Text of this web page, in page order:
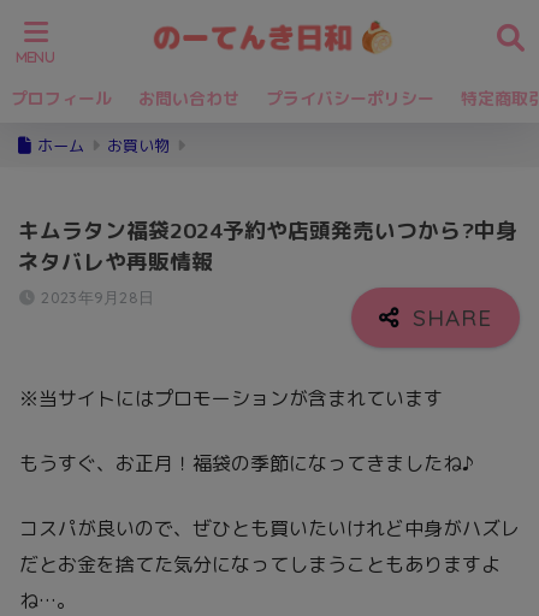
プロフィール お問い合わせ プライバシーポリシー 特定商取
ホーム お買い物
キムラタン福袋2024予約や店頭発売いつから?中身
ネタバレや再販情報
2023年9月28日
※当サイトにはプロモーションが含まれています
もうすぐ、お正月！福袋の季節になってきましたね♪
コスパが良いので、ぜひとも買いたいけれど中身がハズレ
だとお金を捨てた気分になってしまうこともありますよ
ね…。